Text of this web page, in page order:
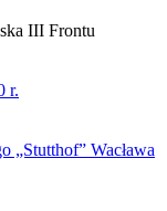
III Frontu
r.
„Stutthof” Wacława